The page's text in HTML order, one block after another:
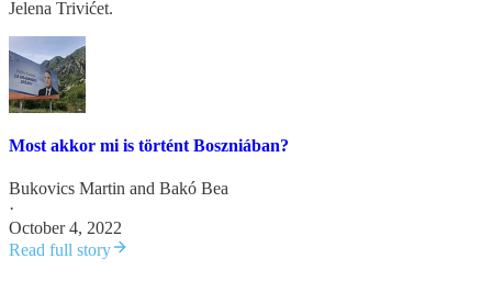
Jelena Trivićet.
Most akkor mi is történt Boszniában?
Bukovics Martin and Bakó Bea
·
October 4, 2022
Read full story